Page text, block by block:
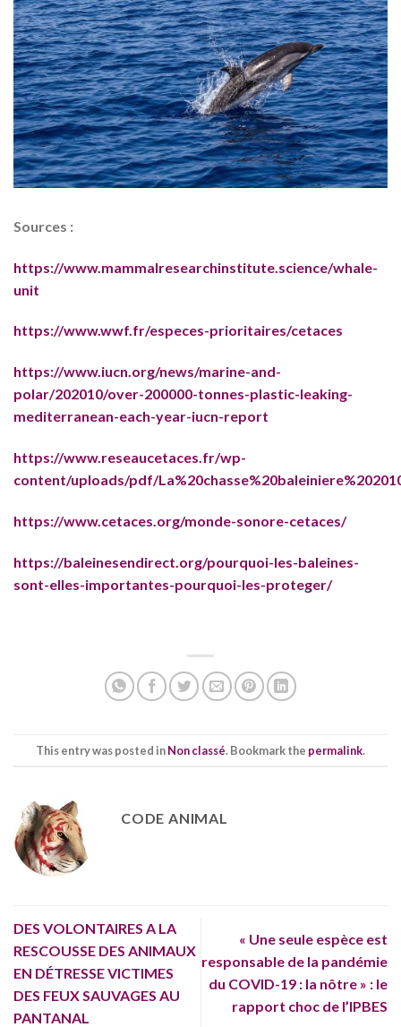
Sources :
https://www.mammalresearchinstitute.science/whale-
unit
https://www.wwf.fr/especes-prioritaires/cetaces
https://www.iucn.org/news/marine-and-
polar/202010/over-200000-tonnes-plastic-leaking-
mediterranean-each-year-iucn-report
https://www.reseaucetaces.fr/wp-
content/uploads/pdf/
https://www.cetaces.org/monde-sonore-cetaces/
https://baleinesendirect.org/pourquoi-les-baleines-
sont-elles-importantes-pourquoi-les-proteger/
This entry was posted inNon classé. Bookmark the permalink.
CODE ANIMAL
DES VOLONTAIRES A LA
RESCOUSSE DES ANIMAUX
EN DÉTRESSE VICTIMES
DES FEUX SAUVAGES AU
PANTANAL
« Une seule espèce est
responsable de la pandémie
du COVID-19 : la nôtre » : le
rapport choc de l’IPBES